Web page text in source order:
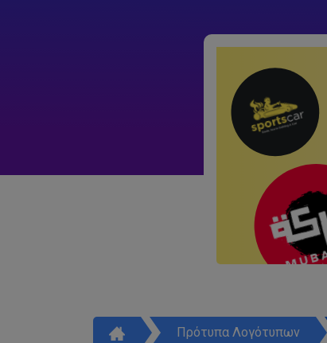
Πρότυπα Λογότυπων